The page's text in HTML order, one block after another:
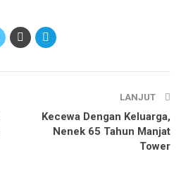
LANJUT
Kecewa Dengan Keluarga,
Nenek 65 Tahun Manjat
Tower